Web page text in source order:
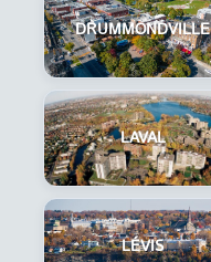
DRUMMONDVILLE
LAVAL
LÉVIS